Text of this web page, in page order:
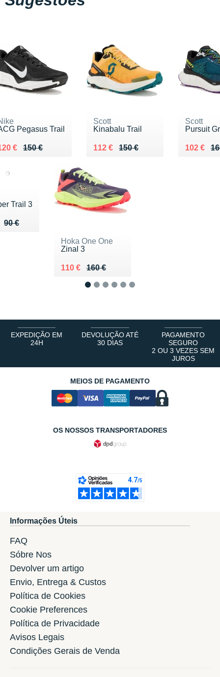
Pegasus Trail
150 €
lieu de 150 €
€ 120 €
Scott
Kinabalu Trail
150 €
Au lieu de 150 €
112 €
Vendu 112 €
Scott
Pursuit
Au lieu
102 €
Vendu
Trail 3
90 €
de 90 €
72 €
Hoka One One
Zinal 3
160 €
Au lieu de 160 €
110 €
Vendu 110 €
EXPEDIÇÃO EM
24H
DEVOLUÇÃO ATÉ
30 DIAS
PAGAMENTO
SEGURO
2 OU 3 VEZES SEM
JUROS
MEIOS DE PAGAMENTO
OS NOSSOS TRANSPORTADORES
Informações Úteis
FAQ
Sóbre Nos
Devolver um artigo
Envio, Entrega & Custos
Política de Cookies
Cookie Preferences
Política de Privacidade
Avisos Legais
Condições Gerais de Venda